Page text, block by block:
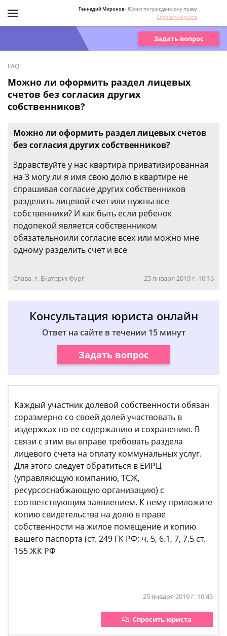
Геннадий Миронов- Юрист по гражданскому праву
Спросить юриста
Задать вопрос
FAQ
Можно ли оформить раздел лицевых
счетов без согласия других
собственников?
Можно ли оформить раздел лицевых счетов
без согласия других собственников?
Здравствуйте у нас квартира приватизированная
на 3 могу ли я имя свою долю в квартире не
спрашивая согласие других собственников
разделить лицевой счет или нужны все
собственники? И как быть если ребенок
подопекой является собственником
обязательноили согласие всех или можно мне
одному разделить счет и все
Слава, г. Екатеринбург 25 января 2019 г. 10:16
Консультация юриста онлайн
Ответ на сайте в течении 15 минут
Задать вопрос
Каждый участник долевой собственности обязан
соразмерно со своей долей участвовать в
издержках по ее содержанию и сохранению. В
связи с этим вы вправе требовать раздела
лицевого счета на оплату коммунальных услуг.
Для этого следует обратиться в ЕИРЦ
(управляющую компанию, ТСЖ,
ресурсоснабжающую организацию) с
соответствующим заявлением. К нему приложите
копию свидетельства на долю в праве
собственности на жилое помещение и копию
вашего паспорта (ст. 249 ГК РФ; ч. 5, 6.1, 7, 7.5 ст.
155 ЖК РФ
25 января 2019 г. 10:45
Спросить юриста